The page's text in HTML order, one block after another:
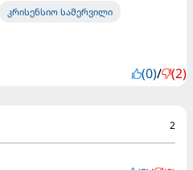
კრისენსიო სამერვილი
(0)/ (2)
2